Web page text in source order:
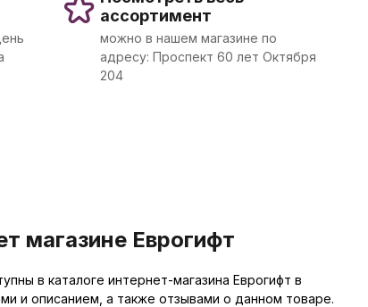
ассортимент
можно в нашем магазине по
адресу: Проспект 60 лет Октября
204
магазине Еврогифт
в каталоге интернет-магазина Еврогифт в
и описанием, а также отзывами о данном товаре.